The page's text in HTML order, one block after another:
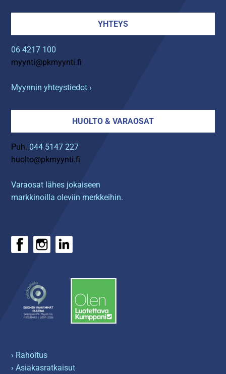
YHTEYS
06 4217 100
myynti@pkmyynti.fi
Myynnin yhteystiedot ›
HUOLTO & VARAOSAT
Puh. 044 5147 227
huolto@pkmyynti.fi
Varaosat lähes jokaiseen
markkinoilla oleviin merkkeihin.
› Rahoitus
› Asiakasratkaisut